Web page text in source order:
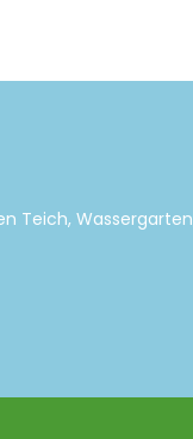
Teich,